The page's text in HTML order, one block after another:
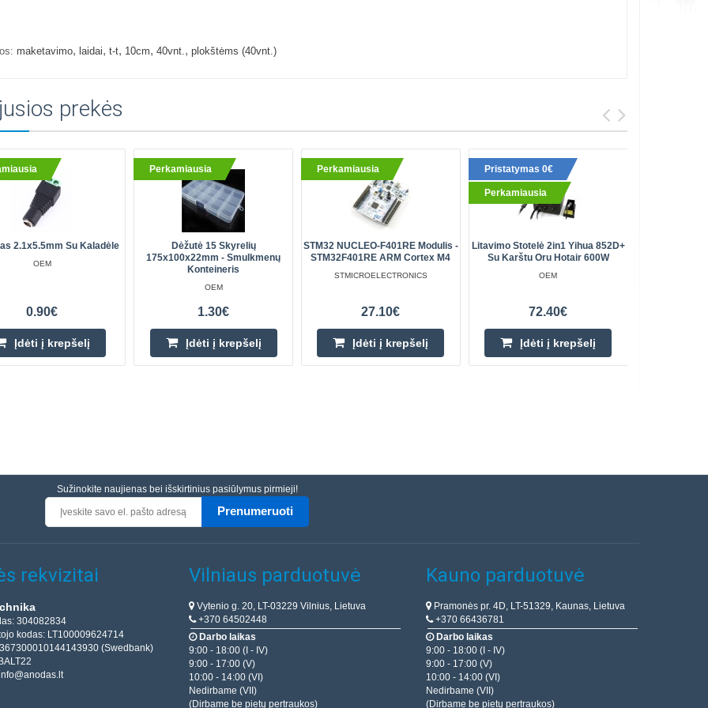
maketavimo, laidai, t-t, 10cm, 40vnt., plokštėms (40vnt.)
prekės
2.1x5.5mm Su Kaladėle
OEM
0.90€
Įdėti į krepšelį
Perkamiausia
Dėžutė 15 Skyrelių
175x100x22mm - Smulkmenų
Konteineris
OEM
1.30€
Įdėti į krepšelį
Perkamiausia
STM32 NUCLEO-F401RE Modulis -
STM32F401RE ARM Cortex M4
STMICROELECTRONICS
27.10€
Įdėti į krepšelį
Pristatymas 0€
Perkamiausia
Litavimo Stotelė 2in1 Yihua 852D+
Su Karštu Oru Hotair 600W
OEM
72.40€
Įdėti į krepšelį
Sužinokite naujienas bei išskirtinius pasiūlymus pirmieji!
Prenumeruoti
rekvizitai
304082834
kodas: LT100009624714
(Swedbank)
Vilniaus parduotuvė
Vytenio g. 20, LT-03229 Vilnius, Lietuva
+370 64502448
Darbo laikas
9:00 - 18:00 (I - IV)
9:00 - 17:00 (V)
10:00 - 14:00 (VI)
Nedirbame (VII)
(Dirbame be pietų pertraukos)
Kauno parduotuvė
Pramonės pr. 4D, LT-51329, Kaunas, Lietuva
+370 66436781
Darbo laikas
9:00 - 18:00 (I - IV)
9:00 - 17:00 (V)
10:00 - 14:00 (VI)
Nedirbame (VII)
(Dirbame be pietų pertraukos)